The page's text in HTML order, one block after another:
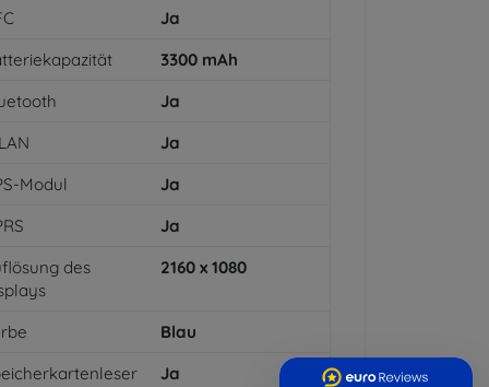
Ja
3300 mAh
Ja
Ja
Modul
Ja
Ja
des
2160 x 1080
Blau
Ja